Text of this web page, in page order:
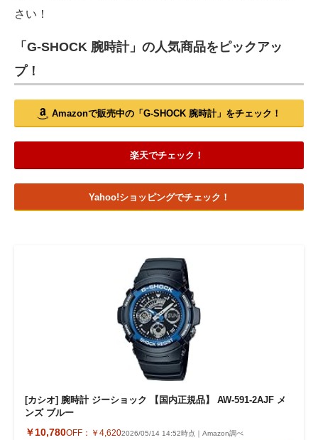
さい！
「G-SHOCK 腕時計」の人気商品をピックアッ
プ！
Amazonで販売中の「G-SHOCK 腕時計」をチェック！
楽天でチェック！
Yahoo!ショッピングでチェック！
[カシオ] 腕時計 ジーショック 【国内正規品】 AW-591-2AJF メ
ンズ ブルー
￥10,780OFF： ￥4,6202026/05/14 14:52時点｜Amazon調べ